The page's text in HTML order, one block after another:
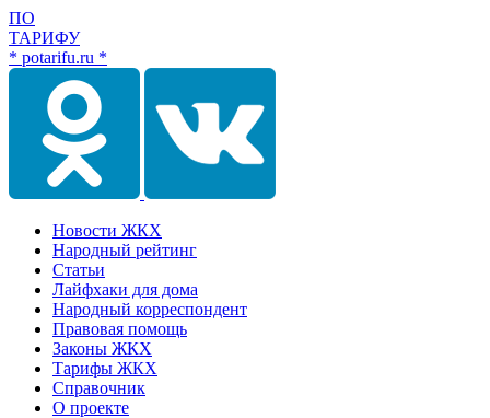
ПО
ТАРИФУ
* potarifu.ru *
Новости ЖКХ
Народный рейтинг
Статьи
Лайфхаки для дома
Народный корреспондент
Правовая помощь
Законы ЖКХ
Тарифы ЖКХ
Справочник
О проекте